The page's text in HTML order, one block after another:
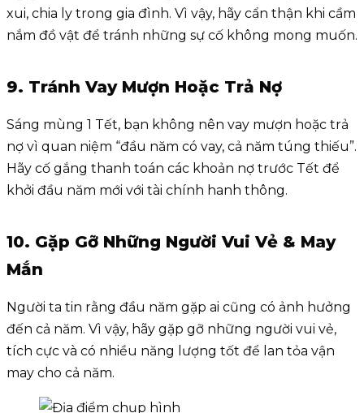
xui, chia ly trong gia đình. Vì vậy, hãy cẩn thận khi cầm
nắm đồ vật để tránh những sự cố không mong muốn.
9. Tránh Vay Mượn Hoặc Trả Nợ
Sáng mùng 1 Tết, bạn không nên vay mượn hoặc trả
nợ vì quan niệm “đầu năm có vay, cả năm túng thiếu”.
Hãy cố gắng thanh toán các khoản nợ trước Tết để
khởi đầu năm mới với tài chính hanh thông.
10. Gặp Gỡ Những Người Vui Vẻ & May
Mắn
Người ta tin rằng đầu năm gặp ai cũng có ảnh hưởng
đến cả năm. Vì vậy, hãy gặp gỡ những người vui vẻ,
tích cực và có nhiều năng lượng tốt để lan tỏa vận
may cho cả năm.